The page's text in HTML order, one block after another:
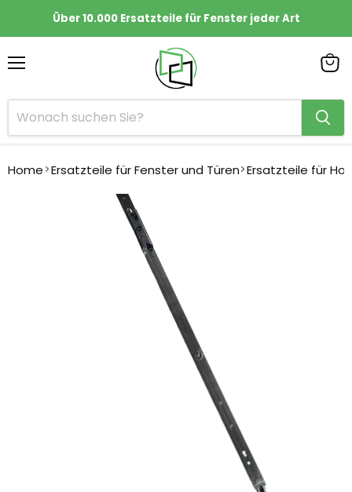
Über 10.000 Ersatzteile für Fenster jeder Art
Home Ersatzteile für Fenster und Türen Ersatzteile für